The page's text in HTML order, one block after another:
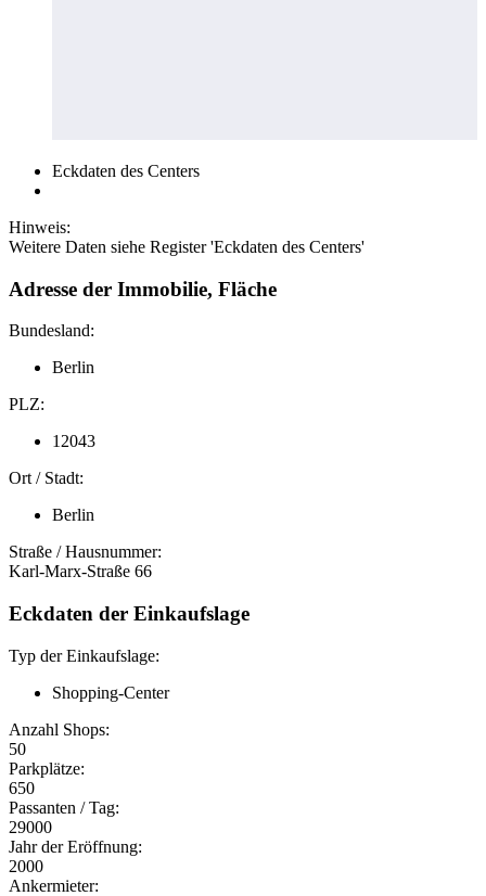
Eckdaten des Centers
Hinweis:
Weitere Daten siehe Register 'Eckdaten des Centers'
Adresse der Immobilie, Fläche
Bundesland:
Berlin
PLZ:
12043
Ort / Stadt:
Berlin
Straße / Hausnummer:
Karl-Marx-Straße 66
Eckdaten der Einkaufslage
Typ der Einkaufslage:
Shopping-Center
Anzahl Shops:
50
Parkplätze:
650
Passanten / Tag:
29000
Jahr der Eröffnung:
2000
Ankermieter: